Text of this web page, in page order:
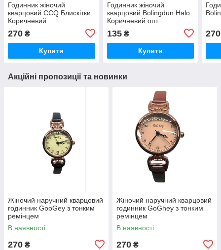
Годинник жіночий
кварцовий CCQ Блискітки
Коричневий
270 ₴
Купити
Годинник жіночий
кварцовий Bolingdun Halo
Коричневий опт
135₴
Купити
270
Акційні пропозиції та новинки
Жіночий наручний кварцовий
годинник GooGey з тонким
ремінцем
В наявності
270 ₴
Жіночий наручний кварцовий
годинник GoGhey з тонким
ремінцем
В наявності
270 ₴